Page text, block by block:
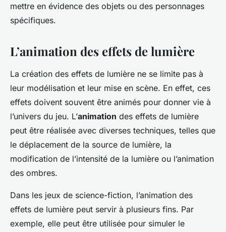
mettre en évidence des objets ou des personnages
spécifiques.
L’animation des effets de lumière
La création des effets de lumière ne se limite pas à
leur modélisation et leur mise en scène. En effet, ces
effets doivent souvent être animés pour donner vie à
l’univers du jeu. L’animation des effets de lumière
peut être réalisée avec diverses techniques, telles que
le déplacement de la source de lumière, la
modification de l’intensité de la lumière ou l’animation
des ombres.
Dans les jeux de science-fiction, l’animation des
effets de lumière peut servir à plusieurs fins. Par
exemple, elle peut être utilisée pour simuler le